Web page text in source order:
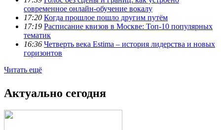
современное онлайн-обучение вокалу
17:20 Когда прошлое пошло другим путём
17:19 Расписание квизов в Москве: Топ-10 популярных
тематик
16:36 Четверть века Estima – история лидерства и новых
горизонтов
Читать ещё
Актуально сегодня